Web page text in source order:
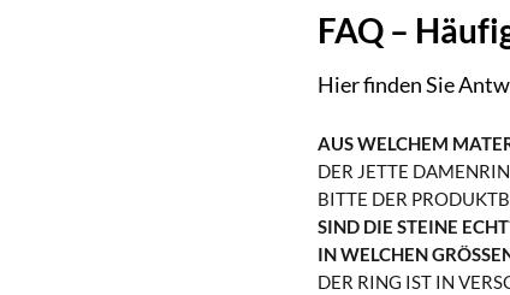
FAQ –
Hier finden Sie
AUS WELCHEM
DER JETTE
BITTE DER
SIND DIE STEINE
IN WELCHEN
DER RING IST IN